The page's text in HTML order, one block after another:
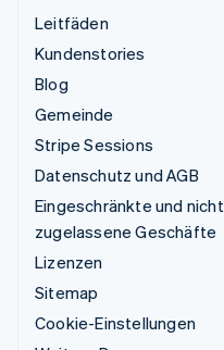
Leitfäden
Kundenstories
Blog
Gemeinde
Stripe Sessions
Datenschutz und AGB
Eingeschränkte und nicht
zugelassene Geschäfte
Lizenzen
Sitemap
Cookie-Einstellungen